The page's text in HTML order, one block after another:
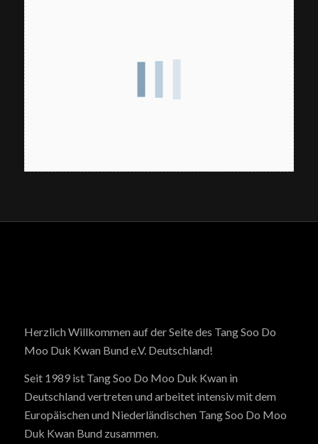
Herzlich Willkommen auf der Seite des Tang Soo Do
Moo Duk Kwan Bund e.V. Deutschland!
Seit 1989 ist Tang Soo Do Moo Duk Kwan in
Deutschland vertreten und arbeitet intensiv mit dem
Europäischen und Niederländischen Tang Soo Do Moo
Duk Kwan Bund zusammen.